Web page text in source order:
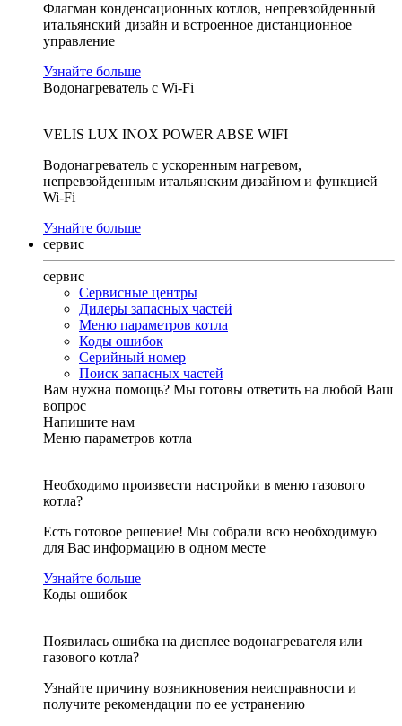
Флагман конденсационных котлов, непревзойденный
итальянский дизайн и встроенное дистанционное
управление
Узнайте больше
Водонагреватель с Wi-Fi
VELIS LUX INOX POWER ABSE WIFI
Водонагреватель с ускоренным нагревом,
непревзойденным итальянским дизайном и функцией
Wi-Fi
Узнайте больше
сервис
сервис
Сервисные центры
Дилеры запасных частей
Меню параметров котла
Коды ошибок
Серийный номер
Поиск запасных частей
Вам нужна помощь? Мы готовы ответить на любой Ваш
вопрос
Напишите нам
Меню параметров котла
Необходимо произвести настройки в меню газового
котла?
Есть готовое решение! Мы собрали всю необходимую
для Вас информацию в одном месте
Узнайте больше
Коды ошибок
Появилась ошибка на дисплее водонагревателя или
газового котла?
Узнайте причину возникновения неисправности и
получите рекомендации по ее устранению